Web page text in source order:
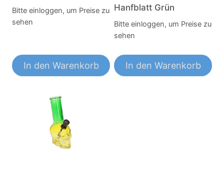
Bitte einloggen, um Preise zu
sehen
In den Warenkorb
Hanfblatt Grün
Bitte einloggen, um Preise zu
sehen
In den Warenkorb